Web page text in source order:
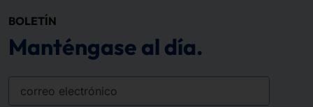
BOLETÍN
Manténgase al día.
correo electrónico